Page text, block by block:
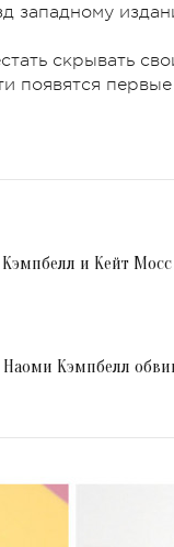
западному
скрывать
появятся
и Кейт
Кэмпбелл